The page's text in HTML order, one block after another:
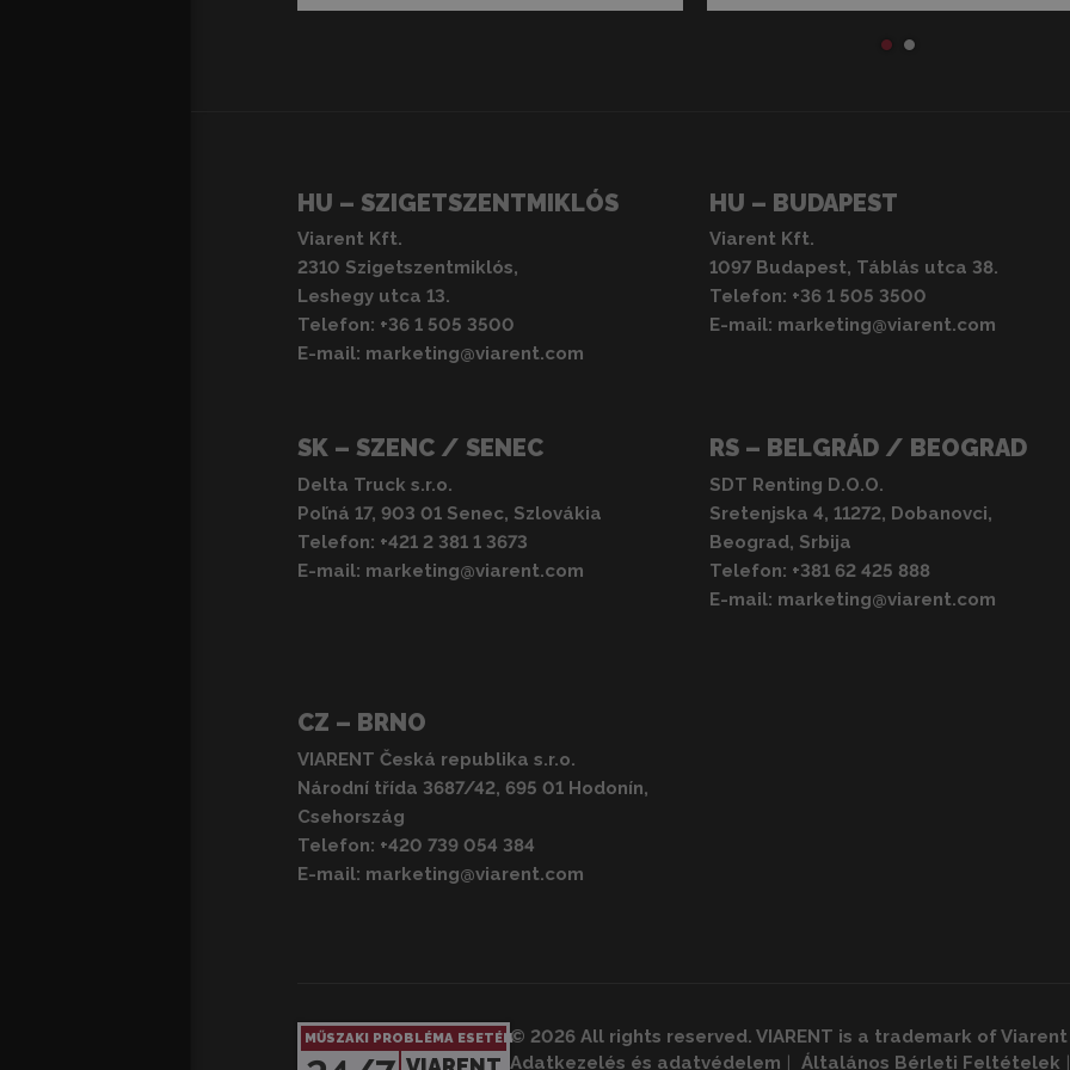
HU – SZIGETSZENTMIKLÓS
Viarent Kft.
2310 Szigetszentmiklós,
Leshegy utca 13.
Telefon: +36 1 505 3500
E-mail: marketing@viarent.com
HU – BUDAPEST
Viarent Kft.
1097 Budapest, Táblás utca 38.
Telefon: +36 1 505 3500
E-mail: marketing@viarent.com
SK – SZENC / SENEC
Delta Truck s.r.o.
Poľná 17, 903 01 Senec, Szlovákia
Telefon: +421 2 381 1 3673
E-mail: marketing@viarent.com
RS – BELGRÁD / BEOGRAD
SDT Renting D.O.O.
Sretenjska 4, 11272, Dobanovci,
Beograd, Srbija
Telefon: +381 62 425 888
E-mail: marketing@viarent.com
CZ – BRNO
VIARENT Česká republika s.r.o.
Národní třída 3687/42, 695 01 Hodonín,
Csehország
Telefon: +420 739 054 384
E-mail: marketing@viarent.com
MŰSZAKI PROBLÉMA ESETÉN© 2026 All rights reserved. VIARENT is a trademark of
Adatkezelés és adatvédelem
Általános Bérleti Feltételek